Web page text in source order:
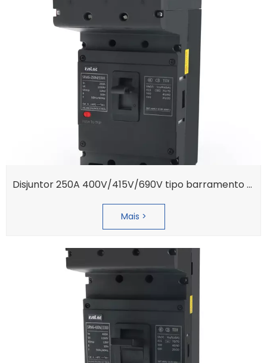
Certificado CQC da série SRM6-400
Certificado QPC
Disjuntor 250A 400V/415V/690V tipo barramento removível original trifásico em caixa moldada
Mais >